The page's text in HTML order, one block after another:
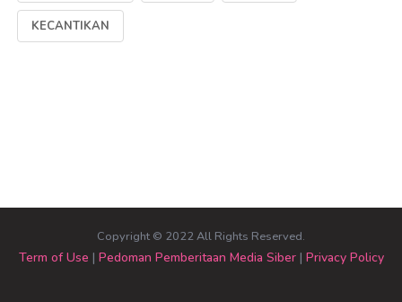
KECANTIKAN
Copyright © 2022 All Rights Reserved.
Term of Use | Pedoman Pemberitaan Media Siber| Privacy Policy